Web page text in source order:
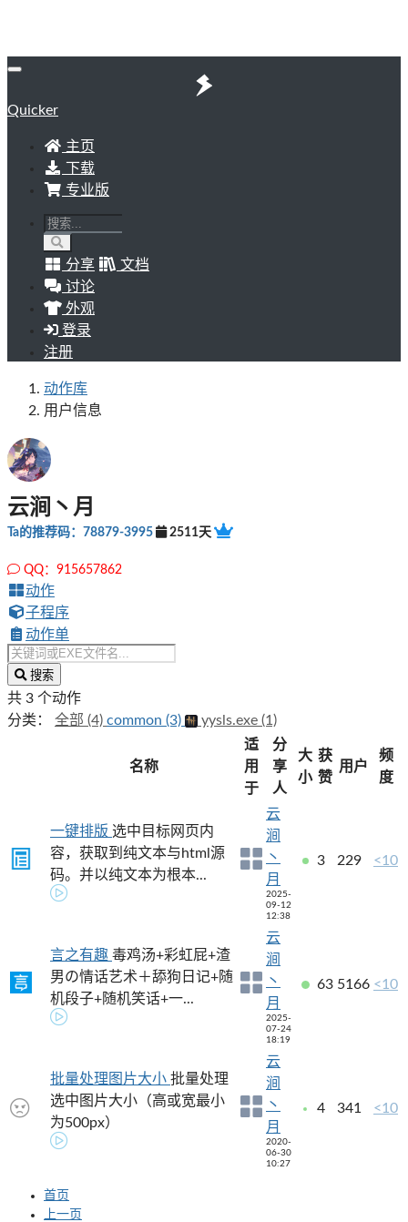
Quicker
主页
下载
专业版
分享
文档
讨论
外观
登录
注册
动作库
用户信息
云涧丶月
Ta的推荐码：78879-3995 2511天
QQ：915657862
动作
子程序
动作单
搜索
共 3 个动作
分类：
全部 (4) common (3) yysls.exe (1)
名称
适
用
于
分
享
人
大
小
获
赞
用户
频
度
一键排版 选中目标网页内
容，获取到纯文本与html源
码。并以纯文本为根本...
云
涧
丶
月
2025-
09-12
12:38
3 229 <10
言之有趣 毒鸡汤+彩虹屁+渣
男の情话艺术＋舔狗日记+随
机段子+随机笑话+一...
云
涧
丶
月
2025-
07-24
18:19
63 5166 <10
批量处理图片大小 批量处理
选中图片大小（高或宽最小
为500px）
云
涧
丶
月
2020-
06-30
10:27
4 341 <10
首页
上一页